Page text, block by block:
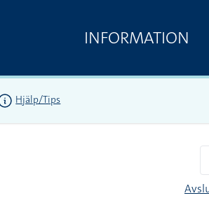
INFORMATION
Hjälp/Tips